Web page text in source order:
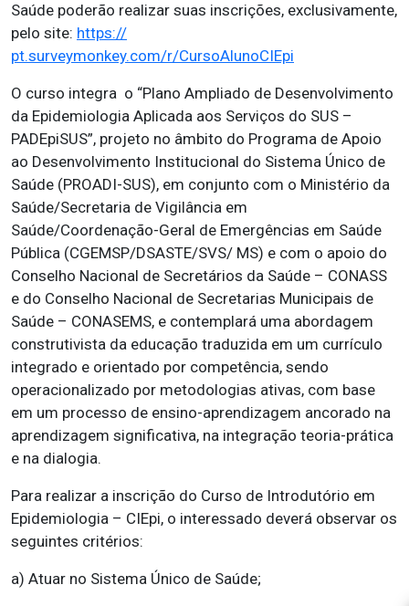
Saúde poderão realizar suas inscrições, exclusivamente,
pelo site: https://
pt.surveymonkey.com/r/CursoAlunoCIEpi
O curso integra o “Plano Ampliado de Desenvolvimento
da Epidemiologia Aplicada aos Serviços do SUS –
PADEpiSUS”, projeto no âmbito do Programa de Apoio
ao Desenvolvimento Institucional do Sistema Único de
Saúde (PROADI-SUS), em conjunto com o Ministério da
Saúde/Secretaria de Vigilância em
Saúde/Coordenação-Geral de Emergências em Saúde
Pública (CGEMSP/DSASTE/SVS/ MS) e com o apoio do
Conselho Nacional de Secretários da Saúde – CONASS
e do Conselho Nacional de Secretarias Municipais de
Saúde – CONASEMS, e contemplará uma abordagem
construtivista da educação traduzida em um currículo
integrado e orientado por competência, sendo
operacionalizado por metodologias ativas, com base
em um processo de ensino-aprendizagem ancorado na
aprendizagem significativa, na integração teoria-prática
e na dialogia.
Para realizar a inscrição do Curso de Introdutório em
Epidemiologia – CIEpi, o interessado deverá observar os
seguintes critérios:
a) Atuar no Sistema Único de Saúde;